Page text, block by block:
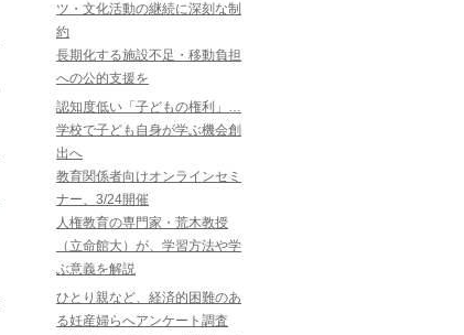
ツ・文化活動の継続に深刻な制
約
長期化する施設不足・移動負担
への公的支援を
認知度低い「子どもの権利」…
学校で子ども自身が学ぶ機会創
出へ
教育関係者向けオンラインセミ
ナー、3/24開催
人権教育の専門家・荒木教授
（立命館大）が、学習方法や学
ぶ意義を解説
ひとり親など、経済的困難のあ
る妊産婦らへアンケート調査